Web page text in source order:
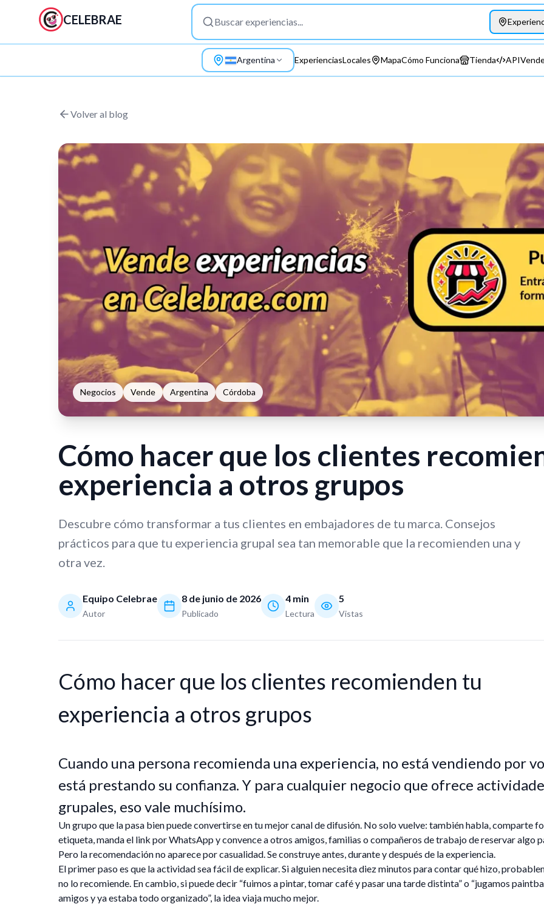
CELEBRAE
Argentina ExperienciasLocales MapaCómo Funciona Tienda API
Volver al blog
Negocios Vende Argentina Córdoba
Cómo hacer que los clientes
experiencia a otros grupos
Descubre cómo transformar a tus clientes en embajadores de tu marca. Consejos
prácticos para que tu experiencia grupal sea tan memorable que la recomienden una y
otra vez.
Equipo Celebrae
Autor
8 de junio de 2026
Publicado
4 min
Lectura
5
Vistas
Cómo hacer que los clientes recomienden tu
experiencia a otros grupos
Cuando una persona recomienda una experiencia, no está vendiendo por
está prestando su confianza. Y para cualquier negocio que ofrece
grupales, eso vale muchísimo.
Un grupo que la pasa bien puede convertirse en tu mejor canal de difusión. No solo vuelve: también habla, comparte
etiqueta, manda el link por WhatsApp y convence a otros amigos, familias o compañeros de trabajo de reservar algo
Pero la recomendación no aparece por casualidad. Se construye antes, durante y después de la experiencia.
El primer paso es que la actividad sea fácil de explicar. Si alguien necesita diez minutos para contar qué hizo,
no lo recomiende. En cambio, si puede decir “fuimos a pintar, tomar café y pasar una tarde distinta” o “jugamos
amigos y ya estaba todo organizado”, la idea viaja mucho mejor.